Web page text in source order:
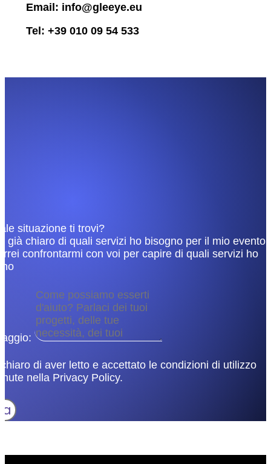
Email: info@gleeye.eu
Tel: +39 010 09 54 533
situazione ti trovi?
già chiaro di quali servizi ho bisogno per il mio evento
confrontarmi con voi per capire di quali servizi ho
di aver letto e accettato le condizioni di utilizzo
nella Privacy Policy.